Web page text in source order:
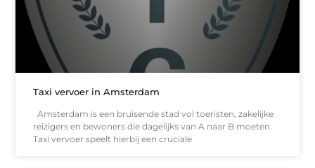
Taxi vervoer in Amsterdam
Amsterdam is een bruisende stad vol toeristen, zakelijke
reizigers en bewoners die dagelijks van A naar B moeten.
Taxi vervoer speelt hierbij een cruciale